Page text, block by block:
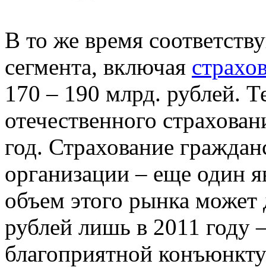
В то же время
сегмента, включая
170 – 190 млрд. рублей.
отечественного
год. Страхование
организации – еще один
объем этого рынка
рублей лишь в 2011 году
благоприятной